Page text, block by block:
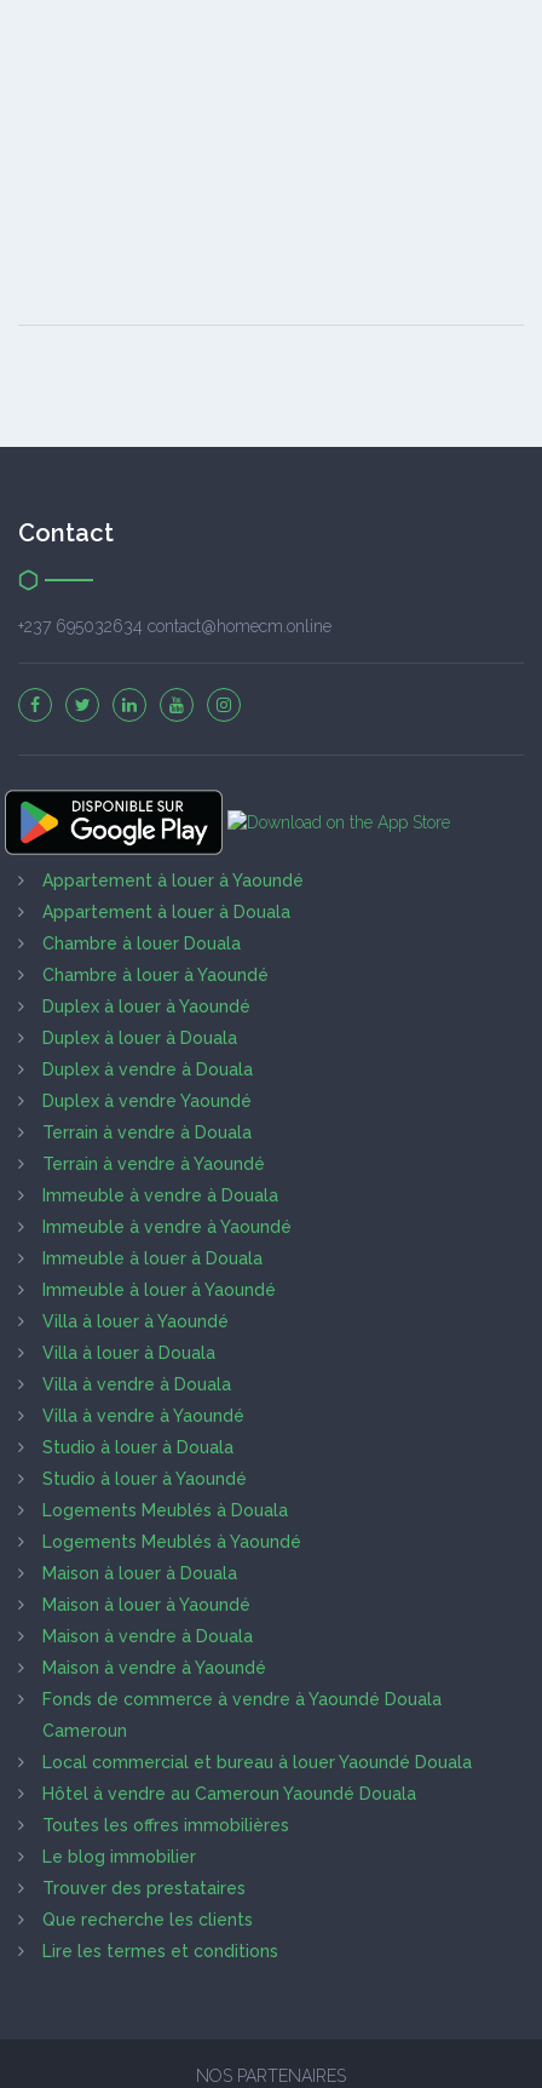
Contact
+237 695032634 contact@homecm.online
Appartement à louer à Yaoundé
Appartement à louer à Douala
Chambre à louer Douala
Chambre à louer à Yaoundé
Duplex à louer à Yaoundé
Duplex à louer à Douala
Duplex à vendre à Douala
Duplex à vendre Yaoundé
Terrain à vendre à Douala
Terrain à vendre à Yaoundé
Immeuble à vendre à Douala
Immeuble à vendre à Yaoundé
Immeuble à louer à Douala
Immeuble à louer à Yaoundé
Villa à louer à Yaoundé
Villa à louer à Douala
Villa à vendre à Douala
Villa à vendre à Yaoundé
Studio à louer à Douala
Studio à louer à Yaoundé
Logements Meublés à Douala
Logements Meublés à Yaoundé
Maison à louer à Douala
Maison à louer à Yaoundé
Maison à vendre à Douala
Maison à vendre à Yaoundé
Fonds de commerce à vendre à Yaoundé Douala
Cameroun
Local commercial et bureau à louer Yaoundé Douala
Hôtel à vendre au Cameroun Yaoundé Douala
Toutes les offres immobilières
Le blog immobilier
Trouver des prestataires
Que recherche les clients
Lire les termes et conditions
NOS PARTENAIRES